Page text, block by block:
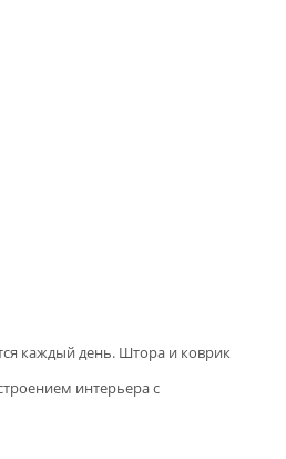
каждый день. Штора и коврик
интерьера с